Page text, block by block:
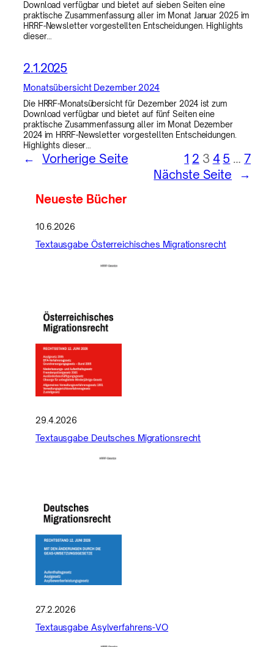
Download verfügbar und bietet auf sieben Seiten eine
praktische Zusammenfassung aller im Monat Januar 2025 im
HRRF-Newsletter vorgestellten Entscheidungen. Highlights
dieser…
2.1.2025
Monatsübersicht Dezember 2024
Die HRRF-Monatsübersicht für Dezember 2024 ist zum
Download verfügbar und bietet auf fünf Seiten eine
praktische Zusammenfassung aller im Monat Dezember
2024 im HRRF-Newsletter vorgestellten Entscheidungen.
Highlights dieser…
← Vorherige Seite 1 2 3 4 5 … 7
Nächste Seite
→
Neueste Bücher
10.6.2026
Textausgabe Österreichisches Migrationsrecht
29.4.2026
Textausgabe Deutsches Migrationsrecht
27.2.2026
Textausgabe Asylverfahrens-VO